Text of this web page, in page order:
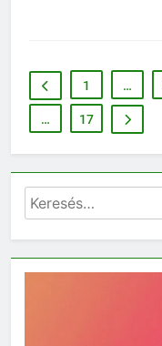
1 …
… 17
Keresés: